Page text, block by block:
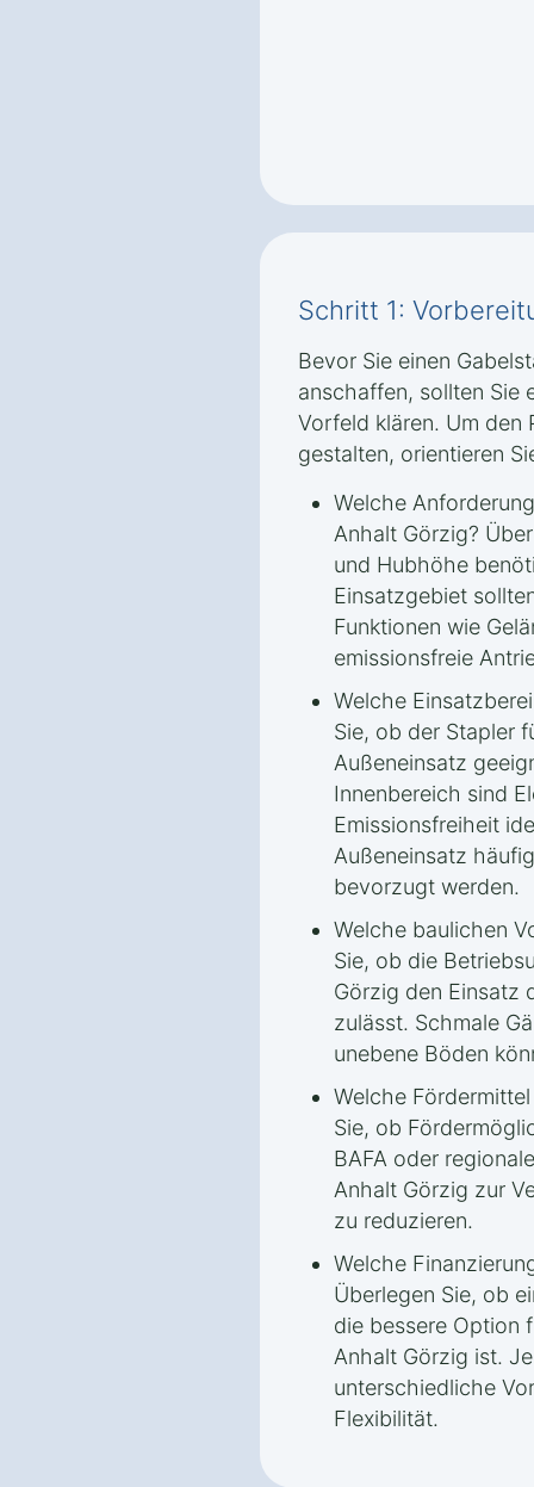
Schritt 1:
Bevor Sie einen
anschaffen, sollten Sie
Vorfeld klären. Um den
gestalten, orientieren
Welche
Anhalt Görzig?
und Hubhöhe
Einsatzgebiet
Funktionen wie
emissionsfreie
Welche
Sie, ob der Stapler
Außeneinsatz
Innenbereich sind
Emissionsfreiheit
Außeneinsatz
bevorzugt werden.
Welche baulichen
Sie, ob die
Görzig den Einsatz
zulässt. Schmale
unebene Böden
Welche
Sie, ob
BAFA oder
Anhalt Görzig zur
zu reduzieren.
Welche
Überlegen Sie, ob
die bessere Option
Anhalt Görzig ist.
unterschiedliche
Flexibilität.